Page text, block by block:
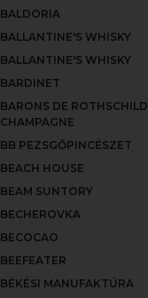
BALDORIA
BALLANTINE'S WHISKY
BALLANTINE'S WHISKY
BARDINET
BARONS DE ROTHSCHILD
CHAMPAGNE
BB PEZSGŐPINCÉSZET
BEACH HOUSE
BEAM SUNTORY
BECHEROVKA
BECOCAO
BEEFEATER
BÉKÉSI MANUFAKTÚRA